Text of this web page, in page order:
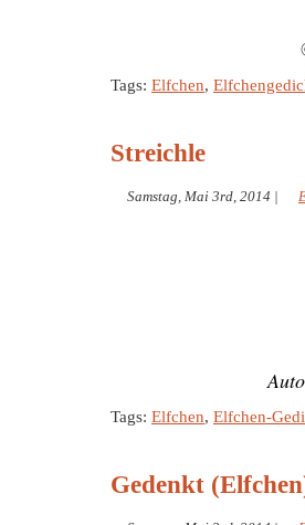
Tags: Elfchen,
Streichle
Samstag, Mai 3rd, 2014 |
Tags: Elfchen, Elfchen-
Gedenkt